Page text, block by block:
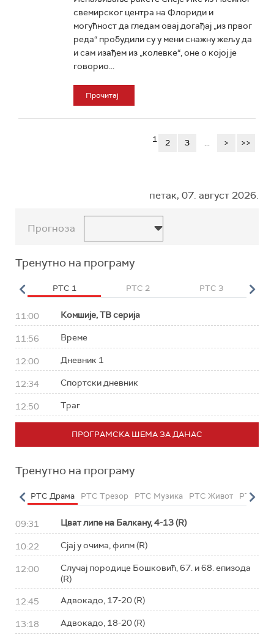
свемирског центра на Флориди и
могућност да гледам овај догађај „из првог
реда“ пробудили су у мени снажну жељу да
и сам изађем из „колевке“, оне о којој је
говорио...
Прочитај
1 2 3 ... > >>
петак, 07. август 2026.
Прогноза
Тренутно на програму
РТС 1 РТС 2 РТС 3
11:00 Комшије, ТВ серија
11:56 Време
12:00 Дневник 1
12:34 Спортски дневник
12:50 Траг
ПРОГРАМСКА ШЕМА ЗА ДАНАС
Тренутно на програму
РТС Драма РТС Трезор РТС Музика РТС Живот РТС
09:31 Цват липе на Балкану, 4-13 (R)
10:22 Сјај у очима, филм (R)
12:00
Случај породице Бошковић, 67. и 68. епизода
(R)
12:45 Адвокадо, 17-20 (R)
13:18 Адвокадо, 18-20 (R)